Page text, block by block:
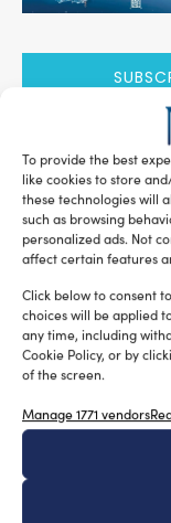
To provide the best
like cookies to store
these technologies will
such as browsing
personalized ads. Not
affect certain features
Click below to consent
choices will be applied
any time, including
Cookie Policy, or by
of the screen.
Manage 1771 vendors
RELATED
New